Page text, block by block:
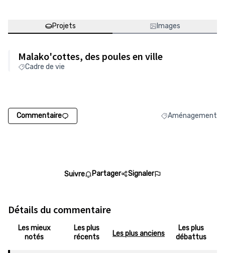
Projets Images
Malako'cottes, des poules en ville
Cadre de vie
Commentaire Filtrer les résultats
Aménagement
Suivre Partager Signaler
Détails du commentaire
Les mieux
notés
Les plus
récents
Les plus anciens
Les plus
débattus